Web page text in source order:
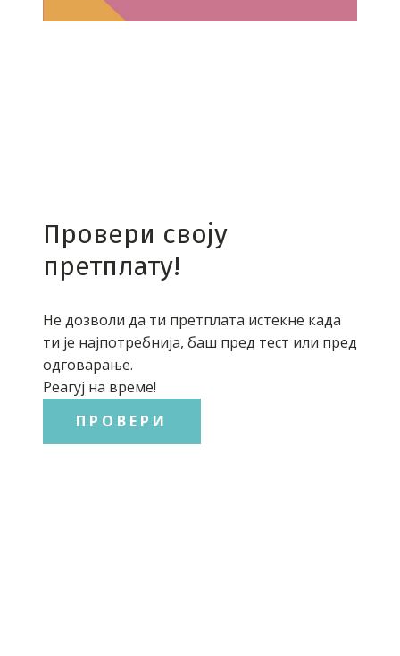
Провери своју
претплату!
Не дозволи да ти претплата истекне када
ти је најпотребнија, баш пред тест или пред
одговарање.
Реагуј на време!
ПРОВЕРИ